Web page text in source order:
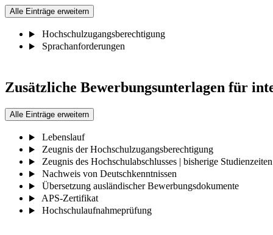
Alle Einträge erweitern
Hochschulzugangsberechtigung
Sprachanforderungen
Zusätzliche Bewerbungsunterlagen für
Alle Einträge erweitern
Lebenslauf
Zeugnis der Hochschulzugangsberechtigung
Zeugnis des Hochschulabschlusses | bisherige Studienzeiten
Nachweis von Deutschkenntnissen
Übersetzung ausländischer Bewerbungsdokumente
APS-Zertifikat
Hochschulaufnahmeprüfung